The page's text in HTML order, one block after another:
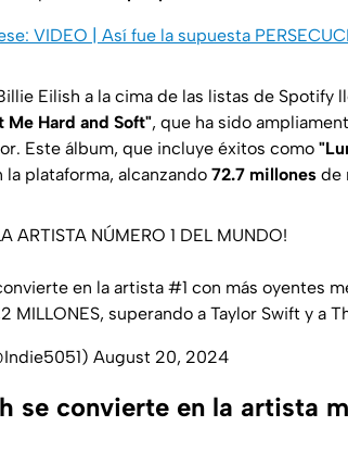
VIDEO | Así fue la supuesta
Eilish a la cima de las listas de
Me Hard and Soft", que ha sido
Este álbum, que incluye éxitos como
plataforma, alcanzando 72.7 millones de
ARTISTA NÚMERO 1 DEL MUNDO!
en la artista #1 con más oyentes
MILLONES, superando a Taylor Swift y a
August 20, 2024
se convierte en la artista